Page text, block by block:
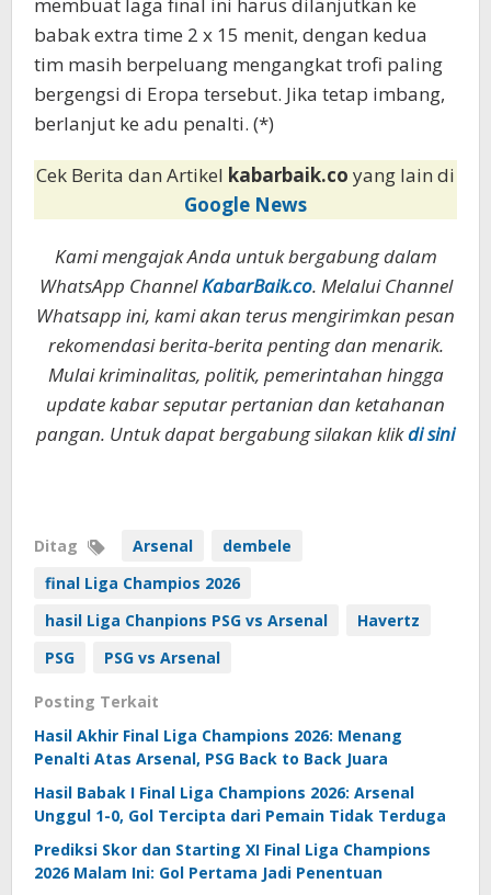
membuat laga final ini harus dilanjutkan ke
babak extra time 2 x 15 menit, dengan kedua
tim masih berpeluang mengangkat trofi paling
bergengsi di Eropa tersebut. Jika tetap imbang,
berlanjut ke adu penalti. (*)
Cek Berita dan Artikel kabarbaik.co yang lain di
Google News
Kami mengajak Anda untuk bergabung dalam
WhatsApp ChannelKabarBaik.co. Melalui Channel
Whatsapp ini, kami akan terus mengirimkan pesan
rekomendasi berita-berita penting dan menarik.
Mulai kriminalitas, politik, pemerintahan hingga
update kabar seputar pertanian dan ketahanan
pangan. Untuk dapat bergabung silakan klikdi sini
Ditag Arsenal
dembele
final Liga Champios 2026
hasil Liga Chanpions PSG vs Arsenal
Havertz
PSG
PSG vs Arsenal
Posting Terkait
Hasil Akhir Final Liga Champions 2026: Menang
Penalti Atas Arsenal, PSG Back to Back Juara
Hasil Babak I Final Liga Champions 2026: Arsenal
Unggul 1-0, Gol Tercipta dari Pemain Tidak Terduga
Prediksi Skor dan Starting XI Final Liga Champions
2026 Malam Ini: Gol Pertama Jadi Penentuan